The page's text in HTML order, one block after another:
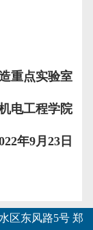
重点实验室
电工程学院
年9月 23 日
区东风路5号 郑